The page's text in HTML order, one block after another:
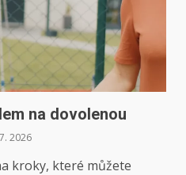
na dovolenou
2026
kroky, které můžete